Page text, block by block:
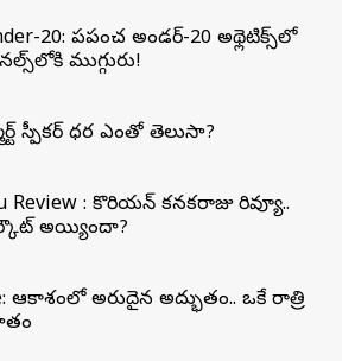
20: ప్రపంచ అండర్-20 అథ్లెటిక్స్‌లో
ముగ్గురు!
స్పీకర్ ధర ఎంతో తెలుసా?
Review : కొరియన్ కనకరాజు రివ్యూ..
అయ్యిందా?
ఆకాశంలో అరుదైన అద్భుతం.. ఒకే రాత్రి